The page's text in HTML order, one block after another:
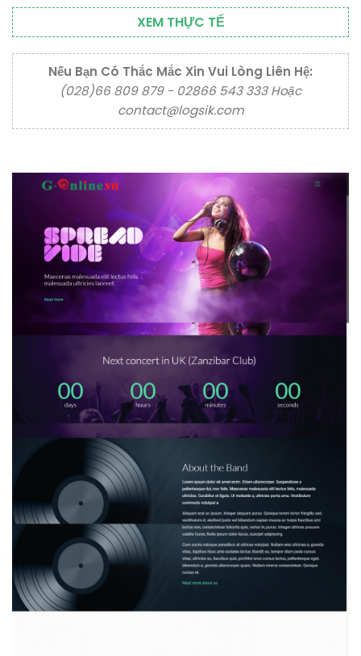
XEM THỰC TẾ
Nếu Bạn Có Thắc Mắc Xin Vui Lòng Liên Hệ:
(028)66 809 879 - 02866 543 333 Hoặc
contact@logsik.com